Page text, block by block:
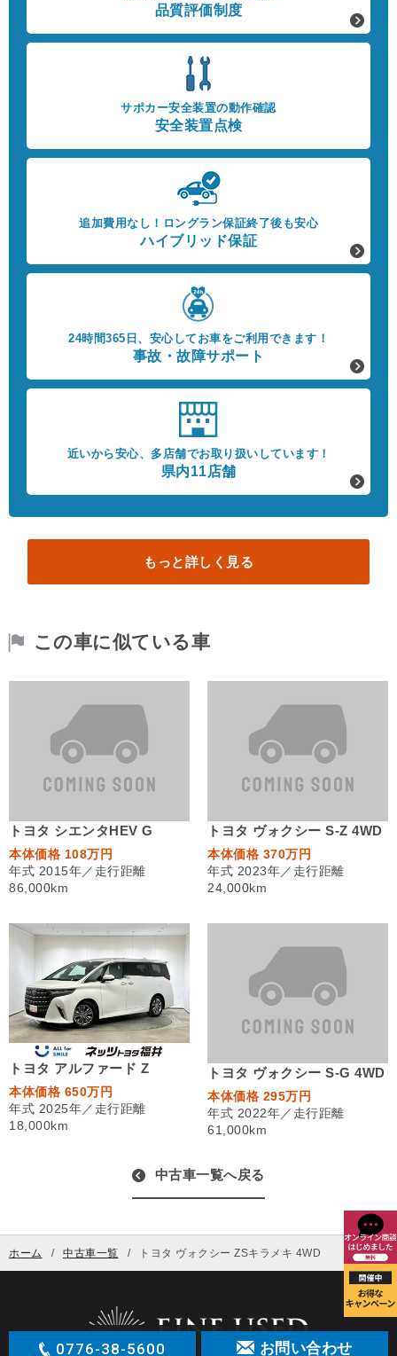
品質評価制度
サポカー安全装置の動作確認
安全装置点検
追加費用なし！ ロングラン保証終了後も安心
ハイブリッド保証
24時間365日、 安心してお車をご利用できます！
事故・故障サポート
近いから安心、 多店舗でお取り扱いしています！
県内11店舗
もっと詳しく見る
0776-38-5600 お問い合わせ
この車に似ている車
トヨタ シエンタHEV G
本体価格 108万円
年式 2015年／走行距離
86,000km
トヨタ ヴォクシー S-Z 4WD
本体価格 370万円
年式 2023年／走行距離
24,000km
トヨタ アルファード Z
本体価格 650万円
年式 2025年／走行距離
18,000km
トヨタ ヴォクシー S-G 4WD
本体価格 295万円
年式 2022年／走行距離
61,000km
中古車一覧へ戻る
ホーム 中古車一覧 トヨタ ヴォクシー ZSキラメキ 4WD